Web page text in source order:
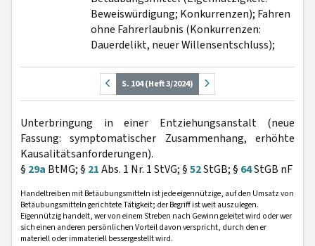
Beweiswürdigung; Konkurrenzen); Fahren
ohne Fahrerlaubnis (Konkurrenzen:
Dauerdelikt, neuer Willensentschluss);
S. 104 (Heft 3/2024)
Unterbringung in einer Entziehungsanstalt (neue
Fassung: symptomatischer Zusammenhang, erhöhte
Kausalitätsanforderungen).
§ 29a BtMG; § 21Abs. 1 Nr. 1 StVG; §52StGB; § 64StGB nF
Handeltreiben mit Betäubungsmitteln ist jede eigennützige, auf den Umsatz von
Betäubungsmitteln gerichtete Tätigkeit; der Begriff ist weit auszulegen.
Eigennützig handelt, wer von einem Streben nach Gewinn geleitet wird oder wer
sich einen anderen persönlichen Vorteil davon verspricht, durch den er
materiell oder immateriell bessergestellt wird.